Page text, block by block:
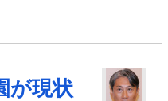
が現状